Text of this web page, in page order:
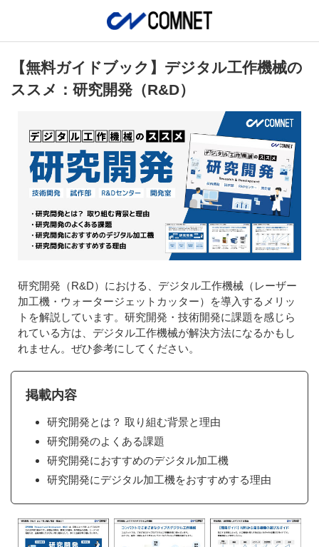
【無料ガイドブック】デジタル工作機械の
ススメ：研究開発（R&D）
研究開発（R&D）における、デジタル工作機械（レーザー
加工機・ウォータージェットカッター）を導入するメリッ
トを解説しています。研究開発・技術開発に課題を感じら
れている方は、デジタル工作機械が解決方法になるかもし
れません。ぜひ参考にしてください。
掲載内容
研究開発とは？ 取り組む背景と理由
研究開発のよくある課題
研究開発におすすめのデジタル加工機
研究開発にデジタル加工機をおすすめする理由